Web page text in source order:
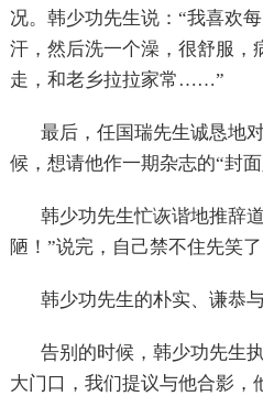
况。韩少功先生说：“我喜欢
汗，然后洗一个澡，很舒服，
走，和老乡拉拉家常……”
最后，任国瑞先生诚恳地
候，想请他作一期杂志的“封面
韩少功先生忙诙谐地推辞
陋！”说完，自己禁不住先笑
韩少功先生的朴实、谦恭
告别的时候，韩少功先生
大门口，我们提议与他合影，